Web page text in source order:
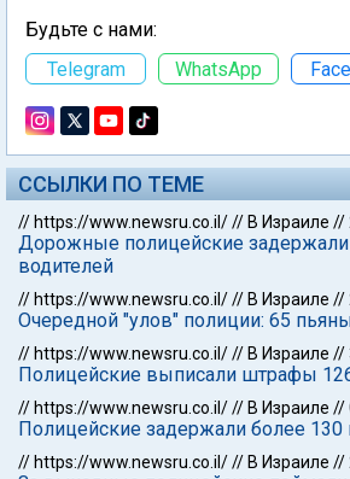
Будьте с нами:
Telegram
WhatsApp
ССЫЛКИ ПО ТЕМЕ
// https://www.newsru.co.il/// В Израиле //
Дорожные полицейские
водителей
// https://www.newsru.co.il/// В Израиле //
Очередной "улов" полиции: 65
// https://www.newsru.co.il/// В Израиле //
Полицейские выписали штрафы
// https://www.newsru.co.il/// В Израиле //
Полицейские задержали более 130
// https://www.newsru.co.il/// В Израиле //